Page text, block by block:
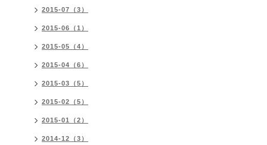
2015-07（3）
2015-06（1）
2015-05（4）
2015-04（6）
2015-03（5）
2015-02（5）
2015-01（2）
2014-12（3）